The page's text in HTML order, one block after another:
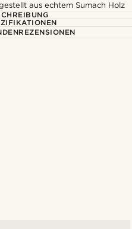
aus echtem Sumach Holz